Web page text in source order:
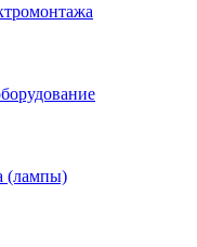
(лампы)